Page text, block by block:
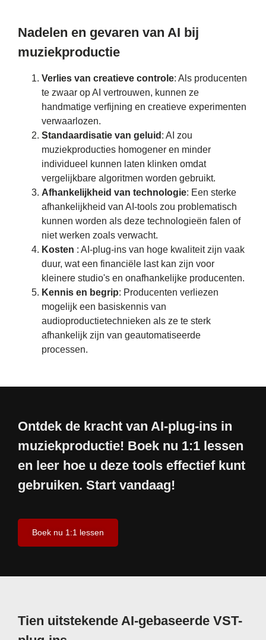
Nadelen en gevaren van AI bij
muziekproductie
Verlies van creatieve controle: Als producenten
te zwaar op AI vertrouwen, kunnen ze
handmatige verfijning en creatieve experimenten
verwaarlozen.
Standaardisatie van geluid : AI zou
muziekproducties homogener en minder
individueel kunnen laten klinken omdat
vergelijkbare algoritmen worden gebruikt.
Afhankelijkheid van technologie: Een sterke
afhankelijkheid van AI-tools zou problematisch
kunnen worden als deze technologieën falen of
niet werken zoals verwacht.
Kosten : AI-plug-ins van hoge kwaliteit zijn vaak
duur, wat een financiële last kan zijn voor
kleinere studio's en onafhankelijke producenten.
Kennis en begrip: Producenten verliezen
mogelijk een basiskennis van
audioproductietechnieken als ze te sterk
afhankelijk zijn van geautomatiseerde
processen.
Ontdek de kracht van AI-plug-ins in
muziekproductie! Boek nu 1:1 lessen
en leer hoe u deze tools effectief kunt
gebruiken. Start vandaag!
Boek nu 1:1 lessen
Tien uitstekende AI-gebaseerde VST-